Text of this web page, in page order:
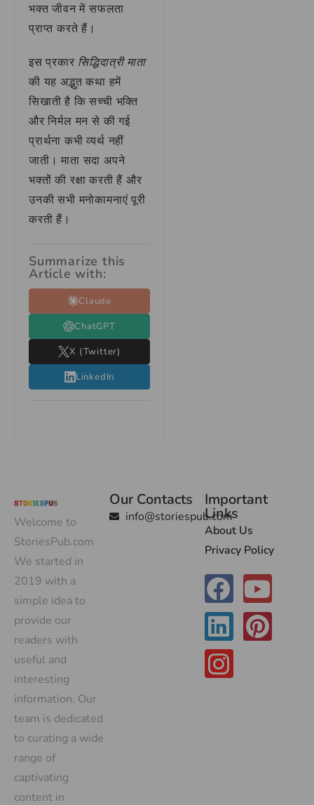
भक्त जीवन में सफलता
प्राप्त करते हैं।
इस प्रकार सिद्धिदात्री माता
की यह अद्भुत कथा हमें
सिखाती है कि सच्ची भक्ति
और निर्मल मन से की गई
प्रार्थना कभी व्यर्थ नहीं
जाती। माता सदा अपने
भक्तों की रक्षा करती हैं और
उनकी सभी मनोकामनाएं पूरी
करती हैं।
Summarize this
Article with:
Claude
ChatGPT
X (Twitter)
LinkedIn
Welcome to
StoriesPub.com
We started in
2019 with a
simple idea to
provide our
readers with
useful and
interesting
information. Our
team is dedicated
to curating a wide
range of
captivating
content in
Our Contacts
info@storiespub.com
Important
Links
About Us
Privacy Policy